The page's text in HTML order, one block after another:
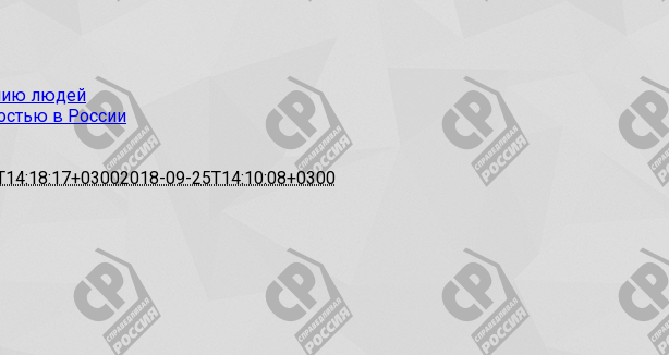
людей
в России
2018-09-25T14:10:08+0300